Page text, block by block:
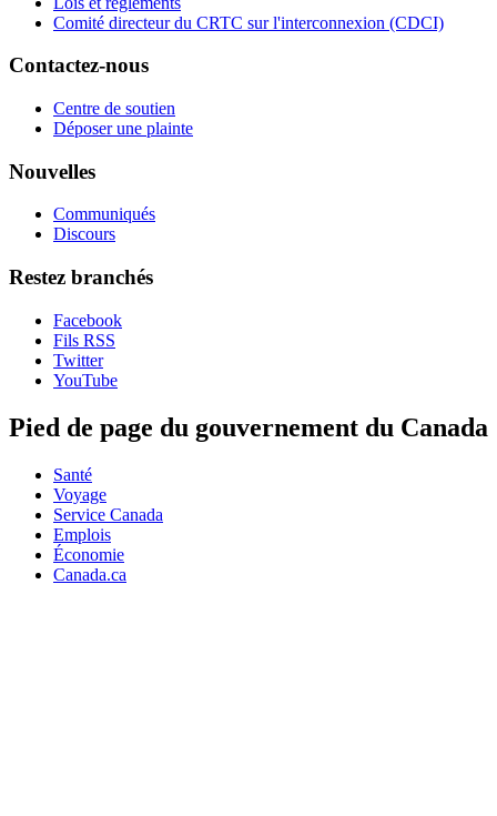
Comité directeur du CRTC sur l'interconnexion (CDCI)
Contactez-nous
Centre de soutien
Déposer une plainte
Nouvelles
Communiqués
Discours
Restez branchés
Facebook
Fils RSS
Twitter
YouTube
Pied de page du gouvernement du Canada
Santé
Voyage
Service Canada
Emplois
Économie
Canada.ca